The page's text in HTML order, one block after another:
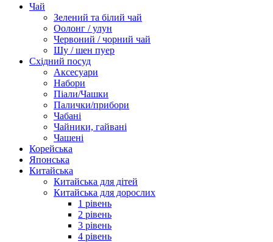
Чай
Зелений та білий чай
Оолонг / улун
Червоний / чорний чай
Шу / шен пуер
Східний посуд
Аксесуари
Набори
Піали/Чашки
Палички/прибори
Чабані
Чайники, гайвані
Чашені
Корейська
Японська
Китайська
Китайська для дітей
Китайська для дорослих
1 рівень
2 рівень
3 рівень
4 рівень